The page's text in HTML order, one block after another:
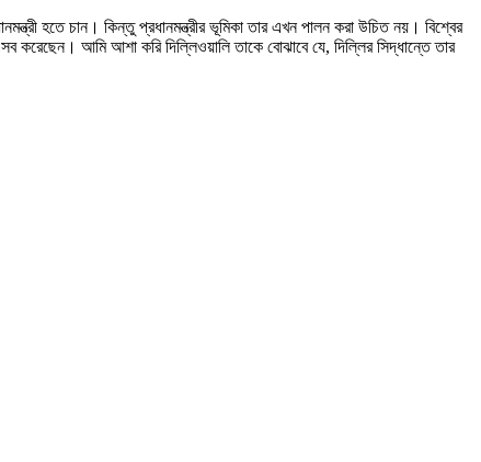
হতে চান। কিন্তু প্রধানমন্ত্রীর ভূমিকা তার এখন পালন করা উচিত নয়। বিশ্বের
করেছেন। আমি আশা করি দিল্লিওয়ালি তাকে বোঝাবে যে, দিল্লির সিদ্ধান্তে তার